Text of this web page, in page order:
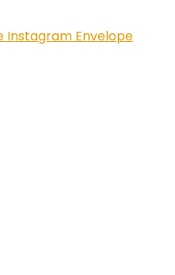
Instagram Envelope